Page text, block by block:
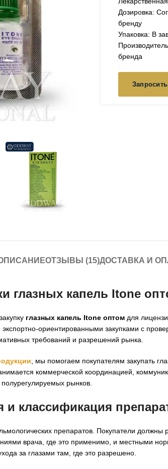
Дозировка:
бренду
Упаковка: В
бренда
ОТЗЫВЫ (15)ДОСТАВКА И
глазных капель Itone
глазных капель Itone оптом для
ориентированными закупками с
требований и разрешений рынка.
, мы помогаем покупателям закупать
коммерческой координацией,
рынков.
и классификация
препаратов. Покупатели должны
врача, где это применимо, и местными
за глазами там, где это разрешено.